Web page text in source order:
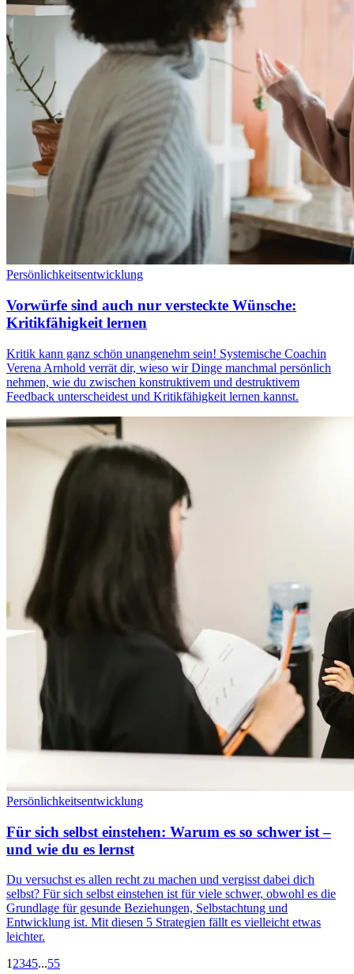
Persönlichkeitsentwicklung
Vorwürfe sind auch nur versteckte Wünsche:
Kritikfähigkeit lernen
Kritik kann ganz schön unangenehm sein! Systemische Coachin
Verena Arnhold verrät dir, wieso wir Dinge manchmal persönlich
nehmen, wie du zwischen konstruktivem und destruktivem
Feedback unterscheidest und Kritikfähigkeit lernen kannst.
Persönlichkeitsentwicklung
Für sich selbst einstehen: Warum es so schwer ist –
und wie du es lernst
Du versuchst es allen recht zu machen und vergisst dabei dich
selbst? Für sich selbst einstehen ist für viele schwer, obwohl es die
Grundlage für gesunde Beziehungen, Selbstachtung und
Entwicklung ist. Mit diesen 5 Strategien fällt es vielleicht etwas
leichter.
1 2345...55